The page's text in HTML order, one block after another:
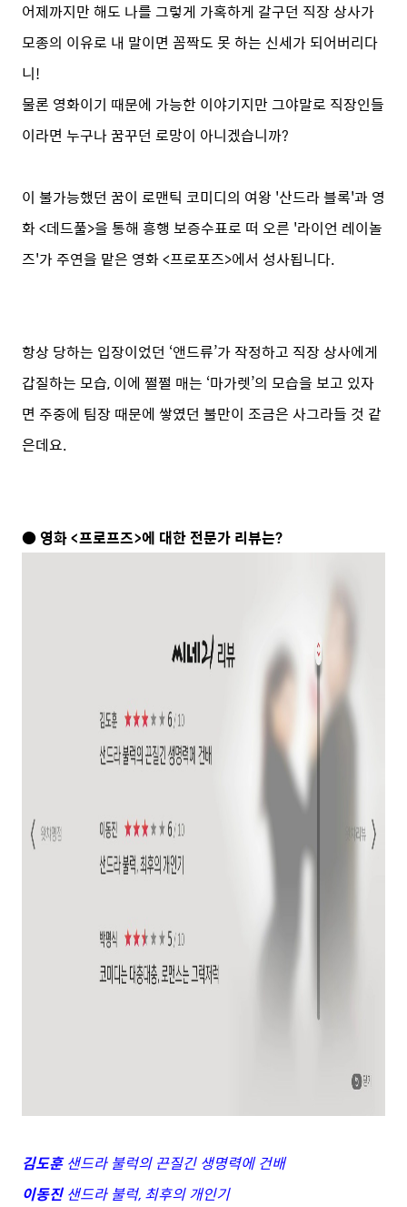
어제까지만 해도 나를 그렇게 가혹하게 갈구던 직장 상사가
모종의 이유로 내 말이면 꼼짝도 못 하는 신세가 되어버리다
니!
물론 영화이기 때문에 가능한 이야기지만 그야말로 직장인들
이라면 누구나 꿈꾸던 로망이 아니겠습니까?
이 불가능했던 꿈이 로맨틱 코미디의 여왕 '산드라 블록'과 영
화 <데드풀>을 통해 흥행 보증수표로 떠 오른 '라이언 레이놀
즈'가 주연을 맡은 영화 <프로포즈>에서 성사됩니다.
항상 당하는 입장이었던 ‘앤드류’가 작정하고 직장 상사에게
갑질하는 모습, 이에 쩔쩔 매는 ‘마가렛’의 모습을 보고 있자
면 주중에 팀장 때문에 쌓였던 불만이 조금은 사그라들 것 같
은데요.
● 영화 <프로프즈>에 대한 전문가 리뷰는?
김도훈샌드라 불럭의 끈질긴 생명력에 건배
이동진샌드라 불럭, 최후의 개인기